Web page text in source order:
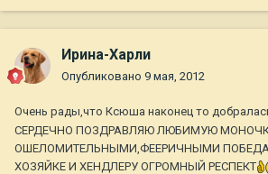
Ирина-Харли
Опубликовано 9 мая, 2012
Очень рады,что Ксюша наконец то
СЕРДЕЧНО ПОЗДРАВЛЯЮ ЛЮБИМУЮ
ОШЕЛОМИТЕЛЬНЫМИ,ФЕЕРИЧНЫМИ
ХОЗЯЙКЕ И ХЕНДЛЕРУ ОГРОМНЫЙ РЕСПЕКТ